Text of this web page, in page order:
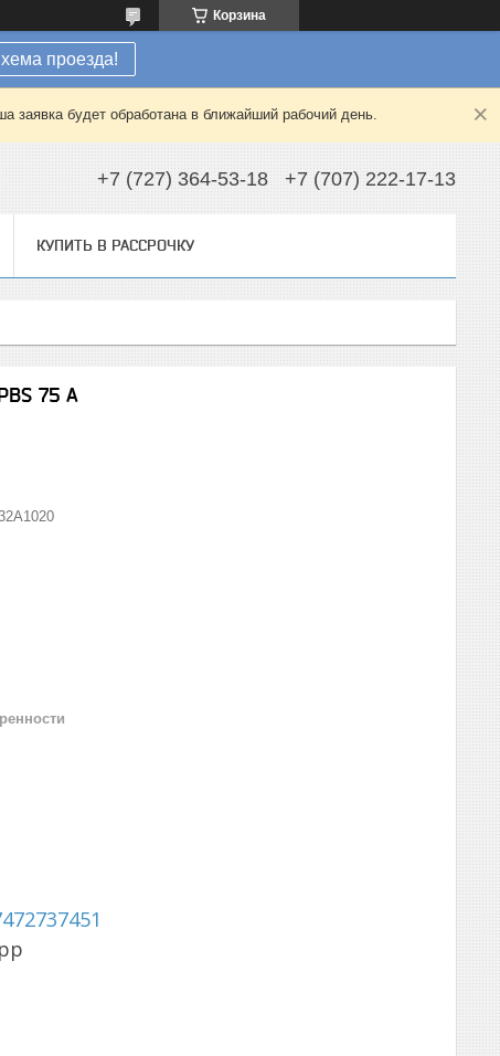
Корзина
проезда!
заявка будет обработана в ближайший рабочий день.
+7 (727) 364-53-18 +7 (707) 222-17-13
КУПИТЬ В РАССРОЧКУ
75 A